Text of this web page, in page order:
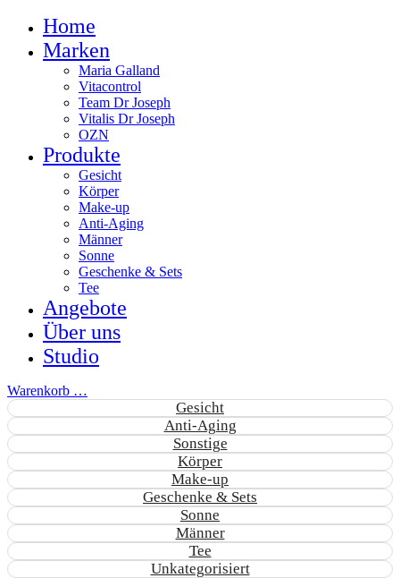
Home
Marken
Maria Galland
Vitacontrol
Team Dr Joseph
Vitalis Dr Joseph
OZN
Produkte
Gesicht
Körper
Make-up
Anti-Aging
Männer
Sonne
Geschenke & Sets
Tee
Angebote
Über uns
Studio
Warenkorb …
Gesicht
Anti-Aging
Sonstige
Körper
Make-up
Geschenke & Sets
Sonne
Männer
Tee
Unkategorisiert